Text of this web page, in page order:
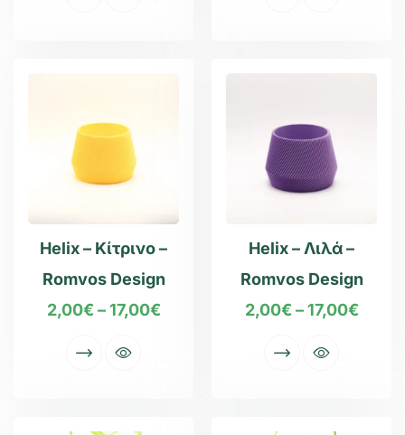
Helix – Κίτρινο –
Romvos Design
2,00€ – 17,00€
Helix – Λιλά –
Romvos Design
2,00€ – 17,00€